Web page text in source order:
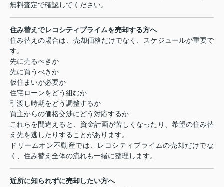
無料査定で確認してください。
住み替えでレコシティプライムを売却する方へ
住み替えの場合は、売却価格だけでなく、スケジュールが重要で
す。
先に売るべきか
先に買うべきか
仮住まいが必要か
住宅ローンをどう組むか
引渡し時期をどう調整するか
買主からの価格交渉にどう対応するか
これらを間違えると、資金計画が苦しくなったり、希望の住み替
え先を逃したりすることがあります。
ドリームオン不動産では、レコシティプライムの売却だけでな
く、住み替え全体の流れも一緒に整理します。
近所に知られずに売却したい方へ